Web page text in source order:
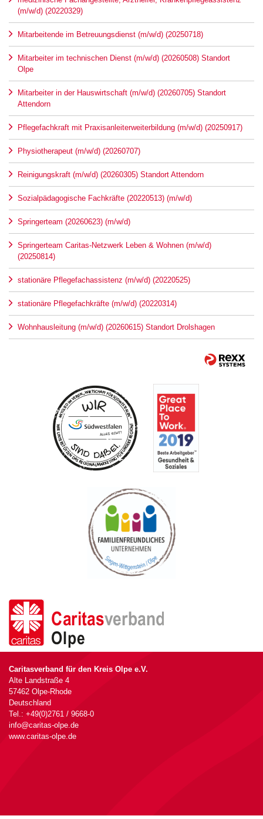
(m/w/d) (20220329)
Mitarbeitende im Betreuungsdienst (m/w/d) (20250718)
Mitarbeiter im technischen Dienst (m/w/d) (20260508) Standort
Olpe
Mitarbeiter in der Hauswirtschaft (m/w/d) (20260705) Standort
Attendorn
Pflegefachkraft mit Praxisanleiterweiterbildung (m/w/d) (20250917)
Physiotherapeut (m/w/d) (20260707)
Reinigungskraft (m/w/d) (20260305) Standort Attendorn
Sozialpädagogische Fachkräfte (20220513) (m/w/d)
Springerteam (20260623) (m/w/d)
Springerteam Caritas-Netzwerk Leben & Wohnen (m/w/d)
(20250814)
stationäre Pflegefachassistenz (m/w/d) (20220525)
stationäre Pflegefachkräfte (m/w/d) (20220314)
Wohnhausleitung (m/w/d) (20260615) Standort Drolshagen
Caritasverband für den Kreis Olpe e.V.
Alte Landstraße 4
57462 Olpe-Rhode
Deutschland
Tel.: +49(0)2761 / 9668-0
info@caritas-olpe.de
www.caritas-olpe.de